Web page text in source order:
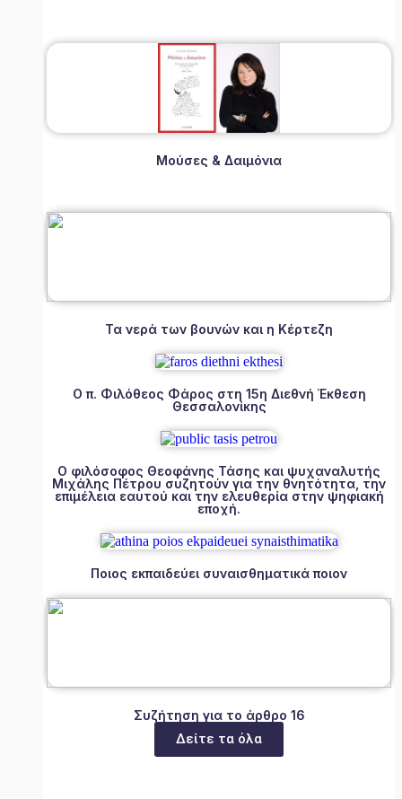
Μούσες & Δαιμόνια
Τα νερά των βουνών και η Κέρτεζη
Ο π. Φιλόθεος Φάρος στη 15η Διεθνή Έκθεση
Θεσσαλονίκης
Ο φιλόσοφος Θεοφάνης Τάσης και ψυχαναλυτής
Μιχάλης Πέτρου συζητούν για την θνητότητα, την
επιμέλεια εαυτού και την ελευθερία στην ψηφιακή
εποχή.
Ποιος εκπαιδεύει συναισθηματικά ποιον
Συζήτηση για το άρθρο 16
Δείτε τα όλα